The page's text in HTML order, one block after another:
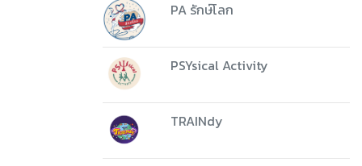
PA รักษ์โลก
PSYsical Activity
TRAINdy